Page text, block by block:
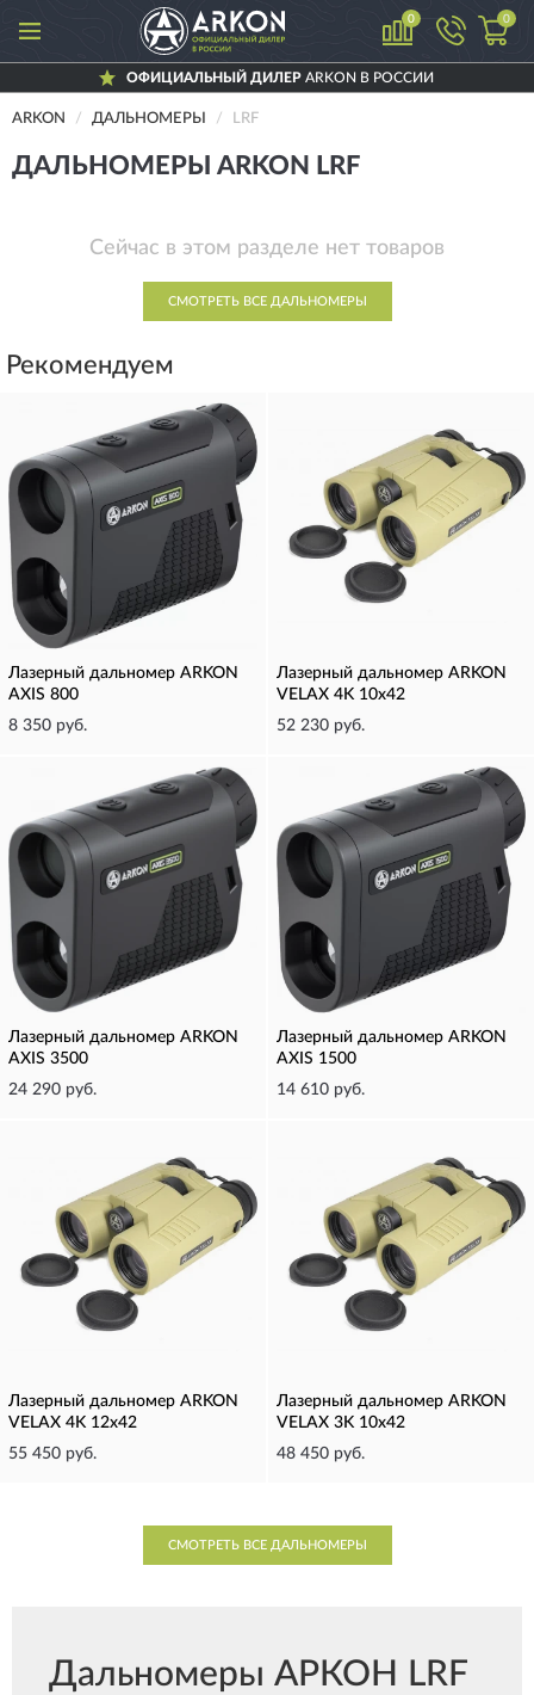
0 0
ОФИЦИАЛЬНЫЙ ДИЛЕРARKON В РОССИИ
ARKON ДАЛЬНОМЕРЫ LRF
ДАЛЬНОМЕРЫ ARKON LRF
Сейчас в этом разделе нет товаров
СМОТРЕТЬ ВСЕ ДАЛЬНОМЕРЫ
Рекомендуем
Лазерный дальномер ARKON
AXIS 800
8 350 руб.
Лазерный дальномер ARKON
VELAX 4K 10x42
52 230 руб.
Лазерный дальномер ARKON
AXIS 3500
24 290 руб.
Лазерный дальномер ARKON
AXIS 1500
14 610 руб.
Лазерный дальномер ARKON
VELAX 4K 12x42
55 450 руб.
Лазерный дальномер ARKON
VELAX 3K 10x42
48 450 руб.
СМОТРЕТЬ ВСЕ ДАЛЬНОМЕРЫ
Дальномеры АРКОН LRF